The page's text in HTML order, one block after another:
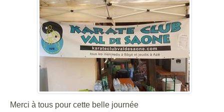
Merci à tous pour cette belle journée